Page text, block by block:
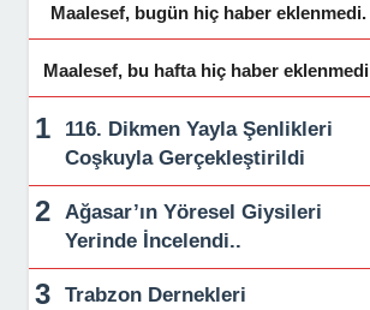
Maalesef, bugün hiç haber eklenmedi.
Maalesef, bu hafta hiç haber
116. Dikmen Yayla Şenlikleri
Coşkuyla Gerçekleştirildi
Ağasar’ın Yöresel Giysileri
Yerinde İncelendi..
Trabzon Dernekleri